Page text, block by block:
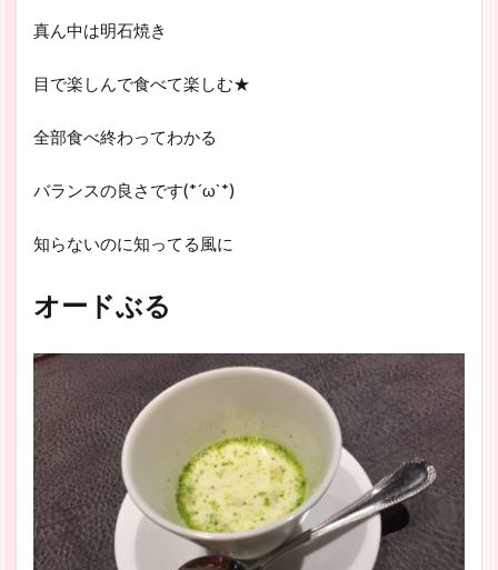
真ん中は明石焼き
目で楽しんで食べて楽しむ★
全部食べ終わってわかる
バランスの良さです(*´ω`*)
知らないのに知ってる風に
オードぶる